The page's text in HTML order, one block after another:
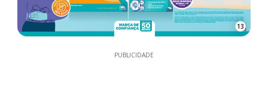
13
PUBLICIDADE